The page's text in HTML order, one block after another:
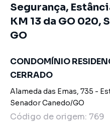
Segurança,
KM 13 da GO 020,
GO
CONDOMÍNIO
CERRADO
Alameda das Emas, 735 -
Senador Canedo/GO
Código de origem: 769